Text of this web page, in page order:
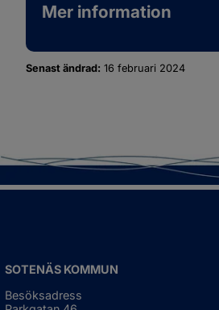
Mer information
Senast ändrad: 16 februari 2024
SOTENÄS KOMMUN
Besöksadress